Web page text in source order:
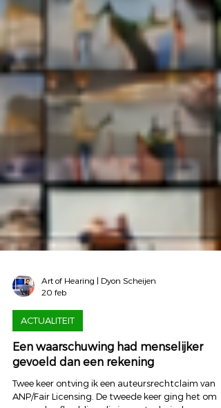
20 feb
ACTUALITEIT
Een waarschuwing had menselijker
gevoeld dan een rekening